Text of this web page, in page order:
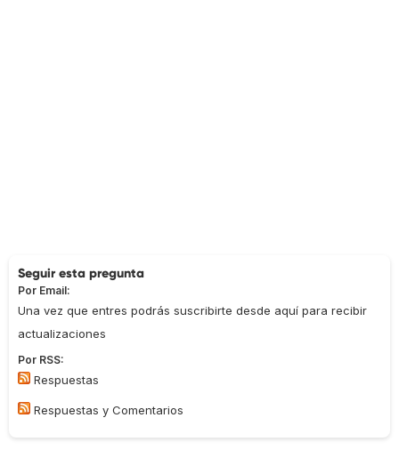
Seguir esta pregunta
Por Email:
Una vez que entres podrás suscribirte desde aquí para recibir
actualizaciones
Por RSS:
Respuestas
Respuestas y Comentarios